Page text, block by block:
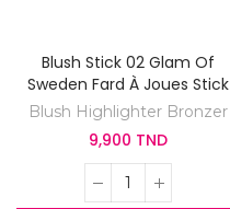
Blush Stick 02 Glam Of
Sweden Fard À Joues Stick
Blush Highlighter Bronzer
9,900 TND